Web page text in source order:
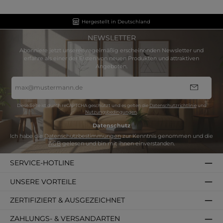
Hergestellt in Deutschland
NEWSLETTER
Abonniere jetzt unseren regelmäßig erscheinenden Newsletter und
erfahre als einer der Ersten von neuen Produkten und attraktiven
Angeboten.
Mail-
Adresse
Diese Seite ist durch reCAPTCHA geschützt und es gelten die Datenschutzrichtlinieund
Nutzungsbedingungen.
Datenschutz
Ich habe die Datenschutzbestimmungenzur Kenntnis genommen und die
AGBgelesen und bin mit ihnen einverstanden.
SERVICE-HOTLINE
ZAHLUNGS- & VERSANDARTEN
ZERTIFIZIERT & AUSGEZEICHNET
UNSERE VORTEILE